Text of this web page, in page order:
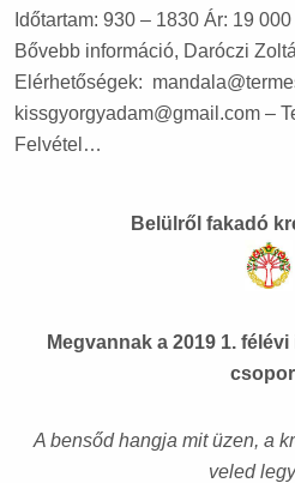
Időtartam: 930 – 1830 Ár: 19
Bővebb információ, Daróczi
Elérhetőségek:
kissgyorgyadam@gmail.com –
Felvétel…
Belülről fakadó
Megvannak a 2019 1.
A bensőd hangja mit üzen, a
veled